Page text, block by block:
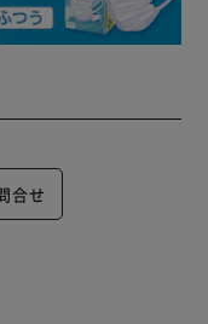
合せ